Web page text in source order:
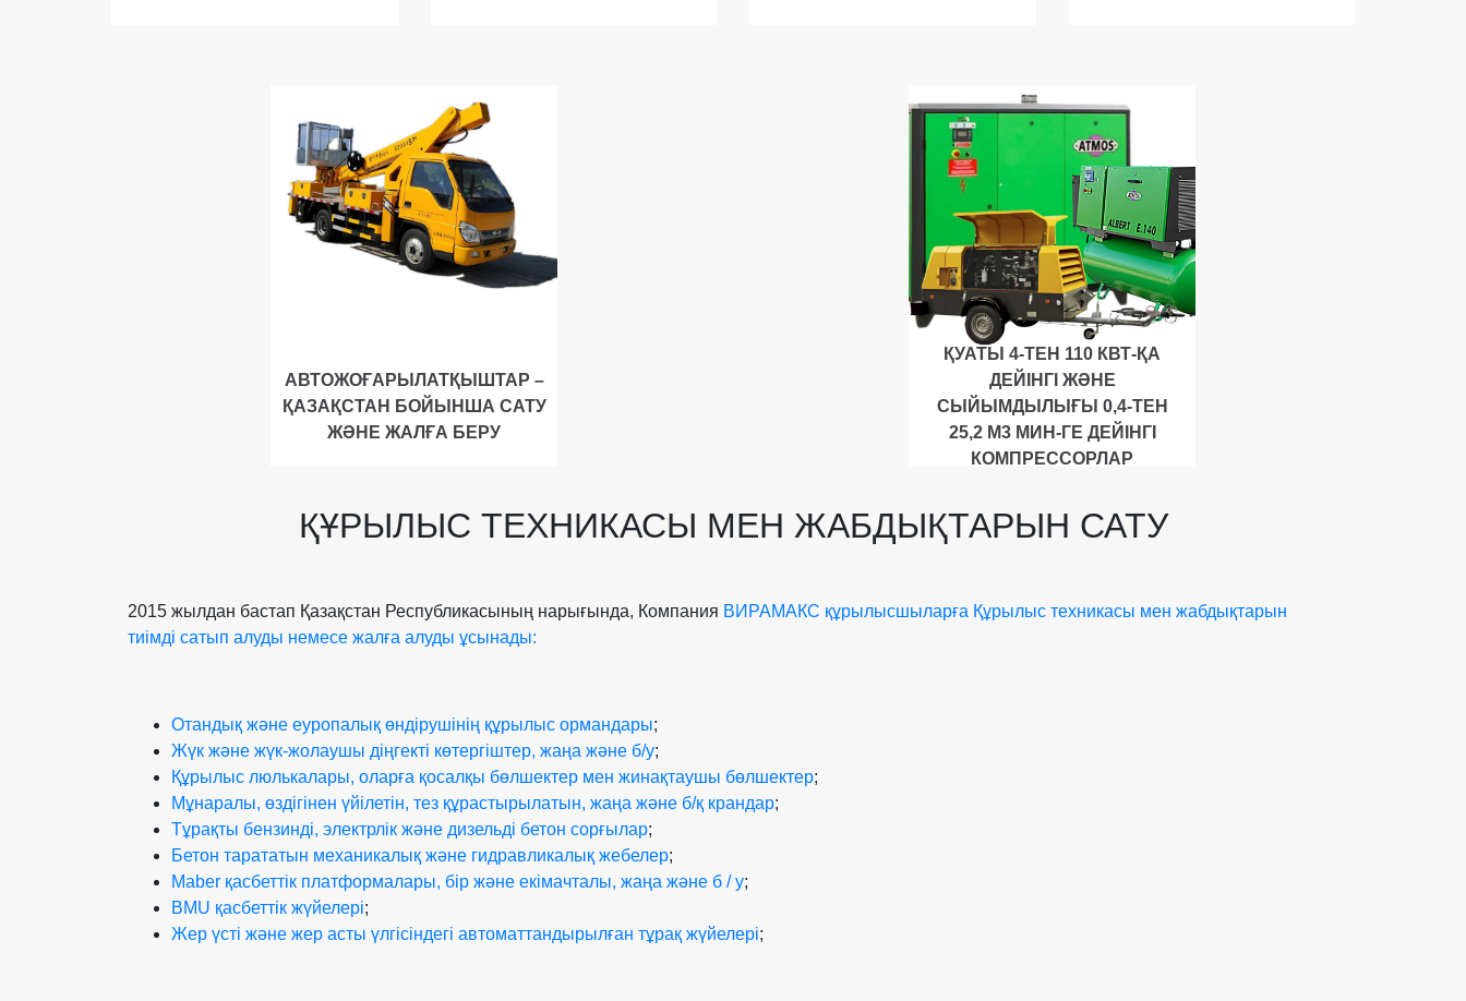
АВТОЖОҒАРЫЛАТҚЫШТАР –
ҚАЗАҚСТАН БОЙЫНША САТУ
ЖӘНЕ ЖАЛҒА БЕРУ
ҚУАТЫ 4-ТЕН 110 КВТ-ҚА
ДЕЙІНГІ ЖӘНЕ
СЫЙЫМДЫЛЫҒЫ 0,4-ТЕН
25,2 М3 МИН-ГЕ ДЕЙІНГІ
КОМПРЕССОРЛАР
ҚҰРЫЛЫС ТЕХНИКАСЫ МЕН ЖАБДЫҚТАРЫН САТУ
2015 жылдан бастап Қазақстан Республикасының нарығында, Компания ВИРАМАКС құрылысшыларға Құрылыс техникасы мен жабдықтарын
тиімді сатып алуды немесе жалға алуды ұсынады:
Отандық және еуропалық өндірушінің құрылыс ормандары;
Жүк және жүк-жолаушы діңгекті көтергіштер, жаңа және б/у;
Құрылыс люлькалары, оларға қосалқы бөлшектер мен жинақтаушы бөлшектер;
Мұнаралы, өздігінен үйілетін, тез құрастырылатын, жаңа және б/қ крандар;
Тұрақты бензинді, электрлік және дизельді бетон сорғылар;
Бетон тарататын механикалық және гидравликалық жебелер;
Maber қасбеттік платформалары, бір және екімачталы, жаңа және б / у;
BMU қасбеттік жүйелері;
Жер үсті және жер асты үлгісіндегі автоматтандырылған тұрақ жүйелері;